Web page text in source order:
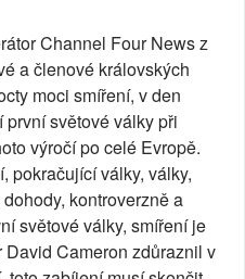
Channel Four News z
a členové královských
moci smíření, v den
světové války při
výročí po celé Evropě.
pokračující války, války,
kontroverzně a
světové války, smíření je
Cameron zdůraznil v